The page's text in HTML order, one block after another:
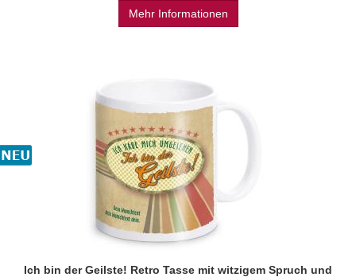
Mehr Informationen
Ich bin der Geilste! Retro Tasse mit witzigem Spruch und